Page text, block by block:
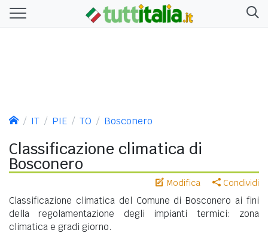
IT PIE TO Bosconero
Classificazione climatica di
Bosconero
Modifica Condividi
Classificazione climatica del Comune di Bosconero ai fini
della regolamentazione degli impianti termici: zona
climatica e gradi giorno.